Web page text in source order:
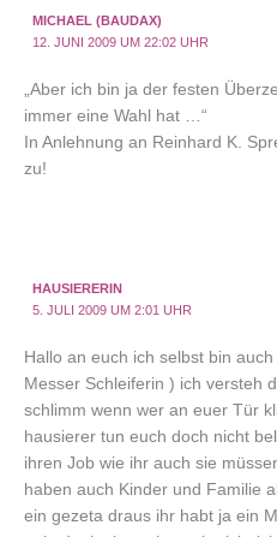
MICHAEL (BAUDAX)
12. JUNI 2009 UM 22:02 UHR
„Aber ich bin ja der festen
immer eine Wahl hat …“
In Anlehnung an Reinhard K.
zu!
HAUSIERERIN
5. JULI 2009 UM 2:01 UHR
Hallo an euch ich selbst bin
Messer Schleiferin ) ich versteh
schlimm wenn wer an euer Tür
hausierer tun euch doch nicht
ihren Job wie ihr auch sie
haben auch Kinder und Familie
ein gezeta draus ihr habt ja ein